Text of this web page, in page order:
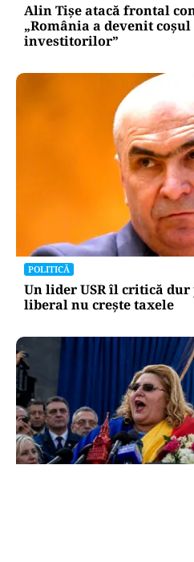
Alin Tișe atacă frontal
„România a devenit
investitorilor”
POLITICĂ
Un lider USR îl critică
liberal nu crește taxele